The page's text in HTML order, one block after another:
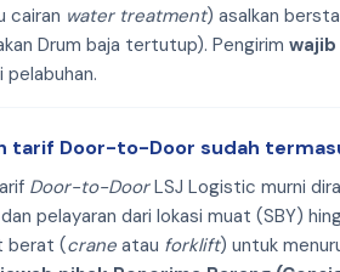
cairan water treatment) asalkan
Drum baja tertutup). Pengirim
tarif Door-to-Door sudah
Door-to-DoorLSJ Logistic murni
pelayaran dari lokasi muat (SBY)
berat (crane atau forklift) untuk